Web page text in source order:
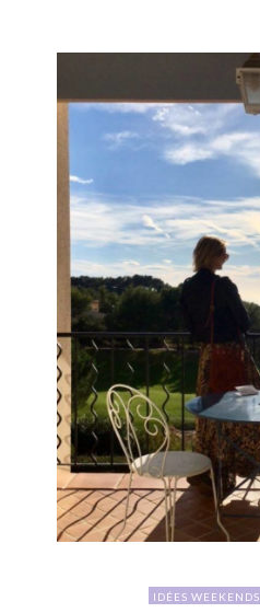
IDÉES WEEKENDS